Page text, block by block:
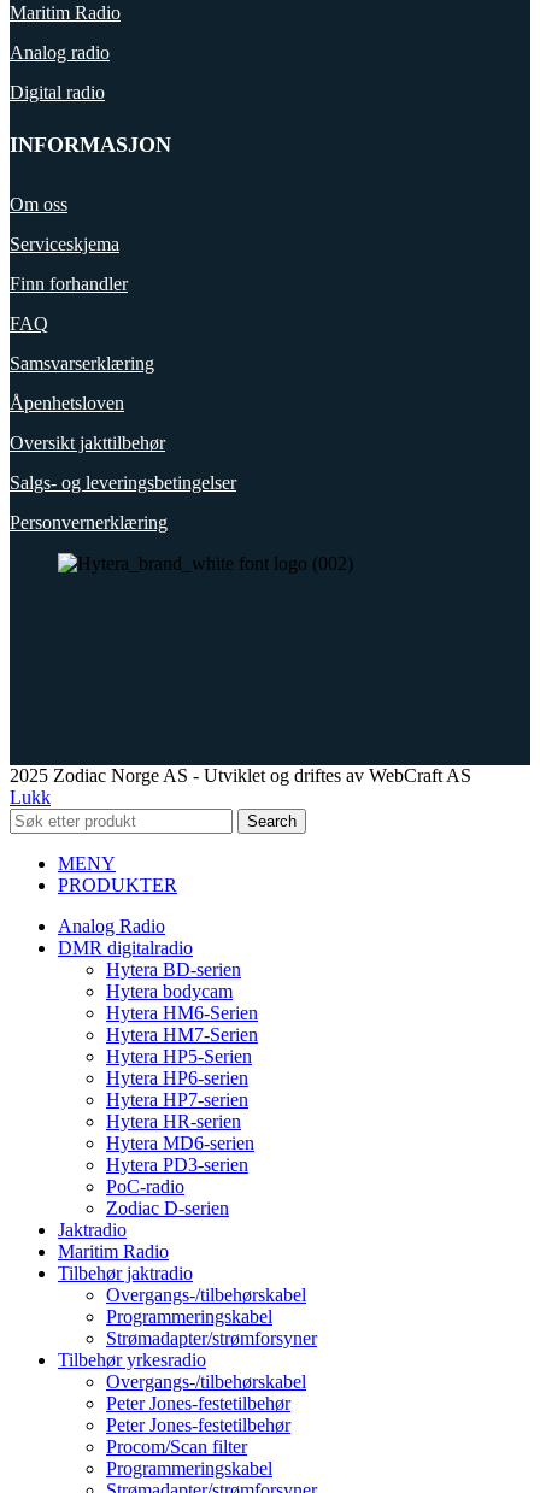
Maritim Radio
Analog radio
Digital radio
INFORMASJON
Om oss
Serviceskjema
Finn forhandler
FAQ
Samsvarserklæring
Åpenhetsloven
Oversikt jakttilbehør
Salgs- og leveringsbetingelser
Personvernerklæring
2025 Zodiac Norge AS - Utviklet og driftes av WebCraft AS
Lukk
Search
MENY
PRODUKTER
Analog Radio
DMR digitalradio
Hytera BD-serien
Hytera bodycam
Hytera HM6-Serien
Hytera HM7-Serien
Hytera HP5-Serien
Hytera HP6-serien
Hytera HP7-serien
Hytera HR-serien
Hytera MD6-serien
Hytera PD3-serien
PoC-radio
Zodiac D-serien
Jaktradio
Maritim Radio
Tilbehør jaktradio
Overgangs-/tilbehørskabel
Programmeringskabel
Strømadapter/strømforsyner
Tilbehør yrkesradio
Overgangs-/tilbehørskabel
Peter Jones-festetilbehør
Peter Jones-festetilbehør
Procom/Scan filter
Programmeringskabel